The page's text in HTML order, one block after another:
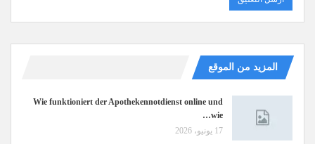
المزيد من الموقع
Wie funktioniert der Apothekennotdienst online und
wie…
17 يونيو، 2026